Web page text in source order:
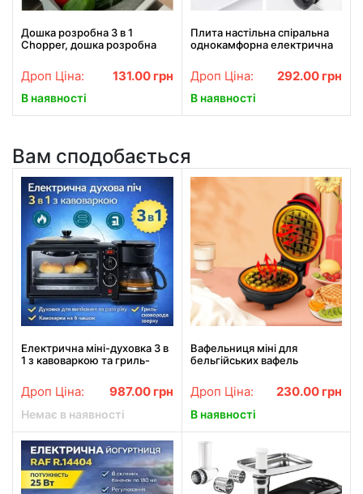
Дошка розробна 3 в 1
Chopper, дошка розробна
дошка для кухні, дошка
трансформер
Дроп Ціна: 131.00 грн
В наявності
Плита настільна спіральна
однокамфорна електрична
Дроп Ціна: 292.00 грн
В наявності
Вам сподобається
Електрична міні-духовка 3 в
1 з кавоваркою та гриль-
301, 12 л, 1050 Вт
Дроп Ціна: 987.00 грн
Немає в наявності
Вафельниця міні для
бельгійських вафель
Дроп Ціна: 230.00 грн
В наявності